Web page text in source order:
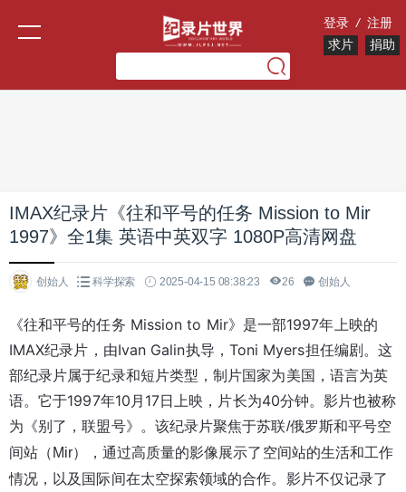
登录 / 注册
求片
捐助
IMAX纪录片《往和平号的任务 Mission to Mir
1997》全1集 英语中英双字 1080P高清网盘
创始人 科学探索 2025-04-15 08:38:23 26 创始人
《往和平号的任务 Mission to Mir》是一部1997年上映的
IMAX纪录片，由Ivan Galin执导，Toni Myers担任编剧。这
部纪录片属于纪录和短片类型，制片国家为美国，语言为英
语。它于1997年10月17日上映，片长为40分钟。影片也被称
为《别了，联盟号》。 该纪录片聚焦于苏联/俄罗斯和平号空
间站（Mir），通过高质量的影像展示了空间站的生活和工作
情况，以及国际间在太空探索领域的合作。影片不仅记录了